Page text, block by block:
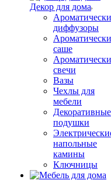
Декор для дома
диффузоры
саше
свечи
Вазы
Чехлы для
мебели
Декоративные
подушки
напольные
камины
Ключницы